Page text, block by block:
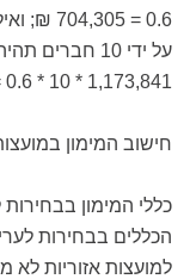
0.6 =
על ידי 10
1,173,841 * 10 * 0.6 = 7,043,046 ₪.
חישוב המימון
כללי המימון
הכללים בבחירות
למועצות אזוריות לא